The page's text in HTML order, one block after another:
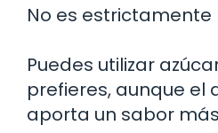
No es estrictamente
Puedes utilizar
prefieres, aunque el
aporta un sabor